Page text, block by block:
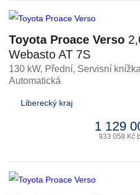
Toyota Proace Verso
Webasto AT 7S
130 kW, Přední, Servisní knížka
Automatická
Liberecký kraj
1 129
933 058 Kč